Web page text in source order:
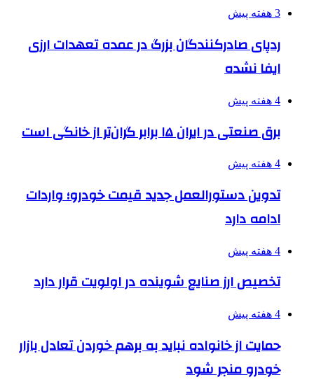
3 هفته پیش
ردپای صادرکنندگان بزرگ در عمده تعهدات ارزی
ایفا نشده
4 هفته پیش
برق صنعتی در ایران ۱۵ برابر گران‌تر از خانگی است
4 هفته پیش
تدوین دستورالعمل جدید قیمت خودرو؛ واردات
ادامه دارد
4 هفته پیش
تخصیص ارز صنایع شوینده در اولویت قرار دارد
4 هفته پیش
حمایت از خانواده نباید به برهم خوردن تعادل بازار
خودرو منجر شود